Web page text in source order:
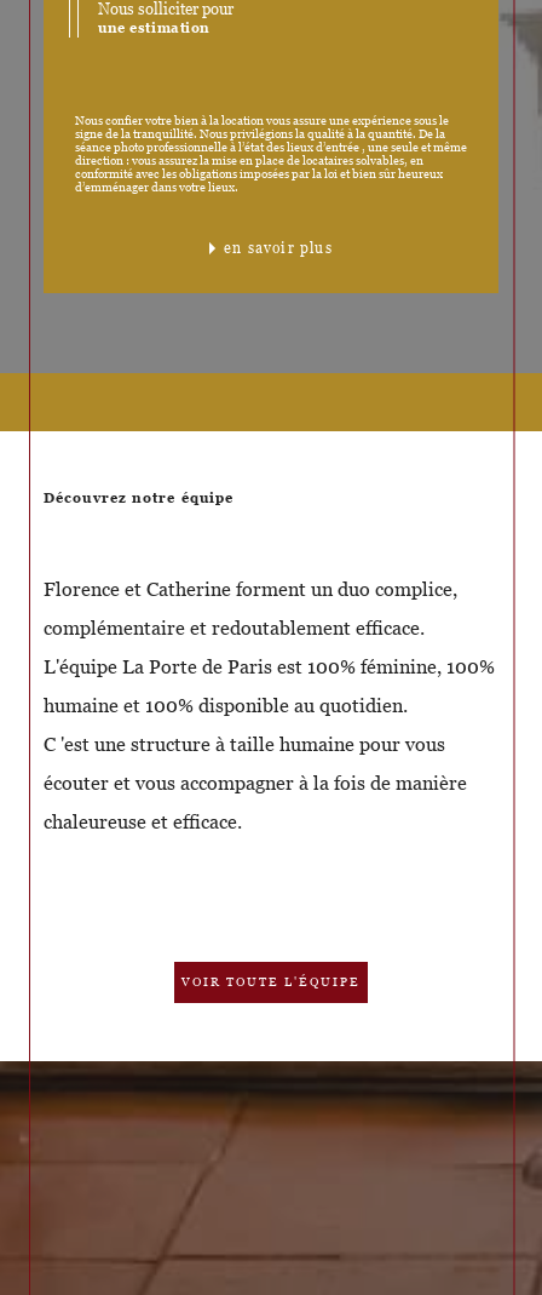
Nous solliciter pour
une estimation
Nous confier votre bien à la location vous assure une expérience sous le
signe de la tranquillité. Nous privilégions la qualité à la quantité. De la
séance photo professionnelle à l’état des lieux d’entrée , une seule et même
direction : vous assurez la mise en place de locataires solvables, en
conformité avec les obligations imposées par la loi et bien sûr heureux
d’emménager dans votre lieux.
en savoir plus
Découvrez notre équipe
Florence et Catherine forment un duo complice,
complémentaire et redoutablement efficace.
L'équipe La Porte de Paris est 100% féminine, 100%
humaine et 100% disponible au quotidien.
C 'est une structure à taille humaine pour vous
écouter et vous accompagner à la fois de manière
chaleureuse et efficace.
VOIR TOUTE L'ÉQUIPE